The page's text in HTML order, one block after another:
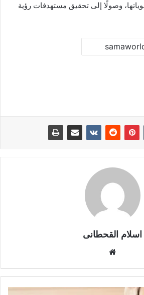
وصولًا إلى تحقيق مستهدفات رؤية
اسلام القحطانى
ق
ع